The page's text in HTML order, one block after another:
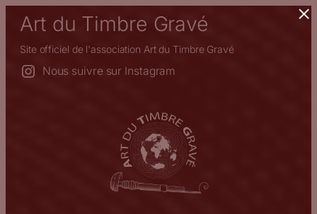
Aller
contenu
Art du Timbre Gravé
Site officiel de l'association Art du Timbre Gravé
Nous suivre sur Instagram
×